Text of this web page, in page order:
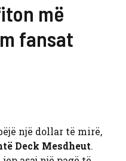
më
fansat
një dollar të mirë,
Deck Mesdheut.